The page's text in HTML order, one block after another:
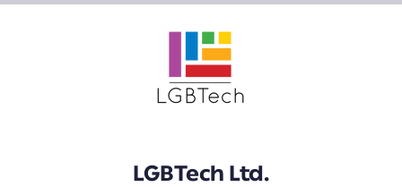
LGBTech Ltd.